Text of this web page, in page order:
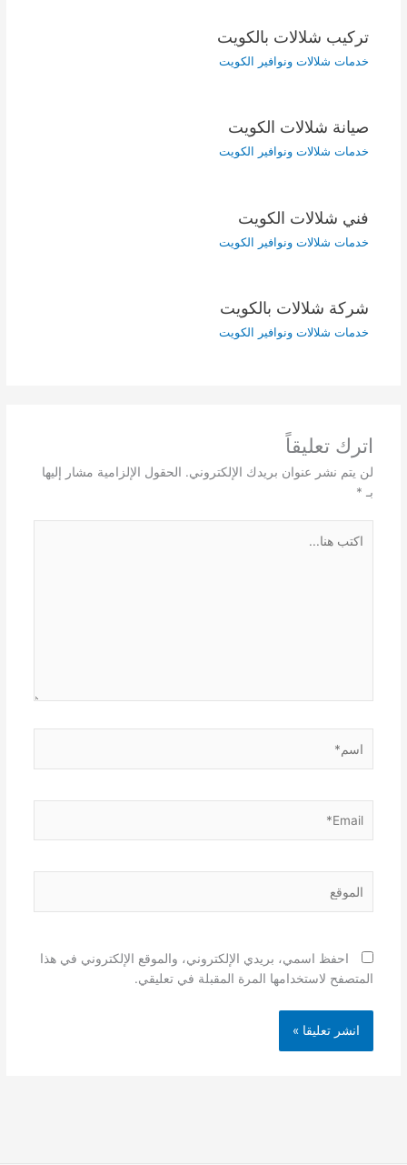
تركيب شلالات بالكويت
خدمات شلالات ونوافير الكويت
صيانة شلالات الكويت
خدمات شلالات ونوافير الكويت
فني شلالات الكويت
خدمات شلالات ونوافير الكويت
شركة شلالات بالكويت
خدمات شلالات ونوافير الكويت
اترك تعليقاً
لن يتم نشر عنوان بريدك الإلكتروني. الحقول الإلزامية مشار إليها
بـ *
هنا...
احفظ اسمي، بريدي الإلكتروني، والموقع الإلكتروني في هذا
المتصفح لاستخدامها المرة المقبلة في تعليقي.